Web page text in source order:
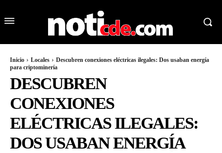
Inicio Locales
Descubren conexiones eléctricas ilegales: Dos usaban energía
para criptominería
DESCUBREN
CONEXIONES
ELÉCTRICAS ILEGALES:
DOS USABAN ENERGÍA